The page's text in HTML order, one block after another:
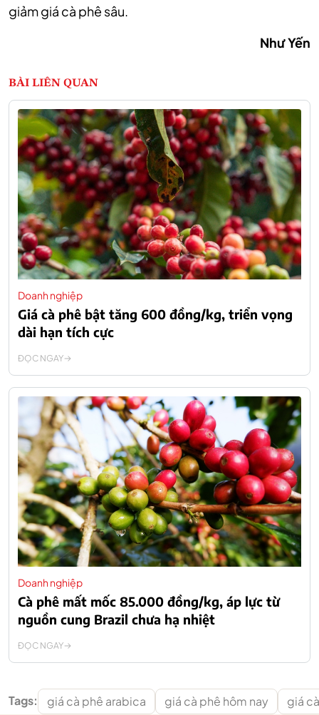
giảmgiá cà phê sâu.
Như Yến
BÀI LIÊN QUAN
Doanh nghiệp
Giá cà phê bật tăng 600 đồng/kg, triển vọng
dài hạn tích cực
ĐỌC NGAY
Doanh nghiệp
Cà phê mất mốc 85.000 đồng/kg, áp lực từ
nguồn cung Brazil chưa hạ nhiệt
ĐỌC NGAY
Tags: giá cà phê arabica giá cà phê hôm nay giá